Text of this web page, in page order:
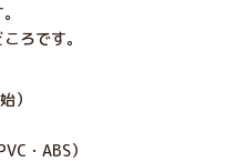
ろです。
）
・ABS）